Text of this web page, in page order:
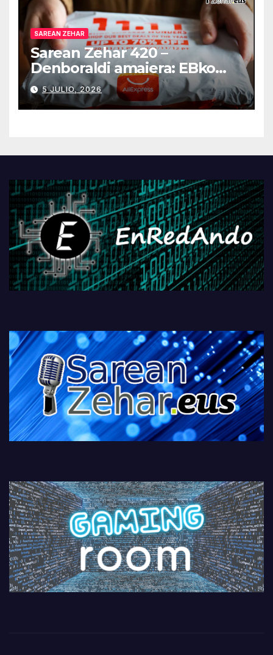
SAREAN ZEHAR
Sarean Zehar 420 –
Denboraldi amaiera: EBko
muga-zerga berriak
AliExpressi, AEBetako AAren
kontrola, Googleri behin
PlayStationeko bideojoko
5 JULIO, 2026